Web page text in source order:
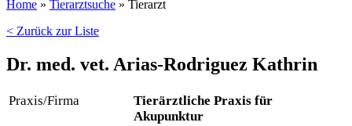
Home » Tierarztsuche » Tierarzt
< Zurück zur Liste
Dr. med. vet. Arias-Rodriguez Kathrin
Praxis/Firma
Tierärztliche Praxis für
Akupunktur